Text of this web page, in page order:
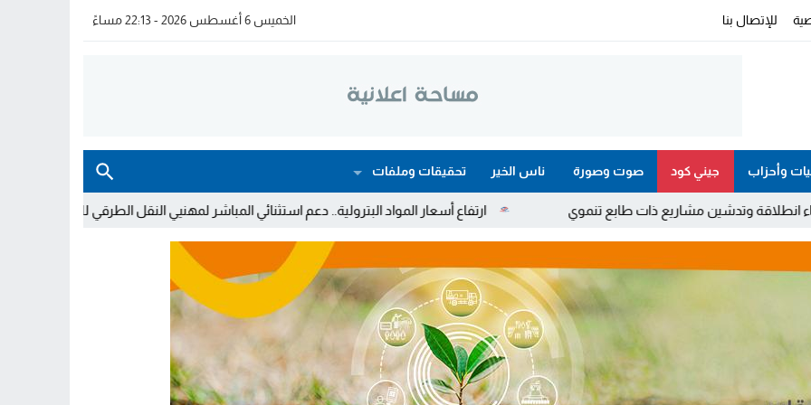
للإتصال بنا الخميس 6 أغسطس 2026 - 22:13 مساءً
وأحزاب جيني كود صوت وصورة ناس الخير تحقيقات وملفات
ارتفاع أسعار المواد البترولية.. دعم استثنائي المباشر لمهنيي النقل الطرقي للأشخاص والبضائع مشاريع ذات طابع تنموي